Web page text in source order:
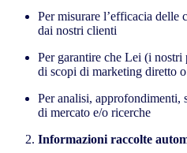
Per misurare l’efficacia delle
dai nostri clienti
Per garantire che Lei (i nostri
di scopi di marketing diretto
Per analisi,
di mercato e/o ricerche
Informazioni raccolte